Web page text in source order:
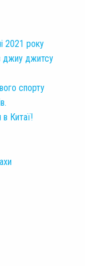
2021 року
джиу джитсу
спорту
в Китаї!